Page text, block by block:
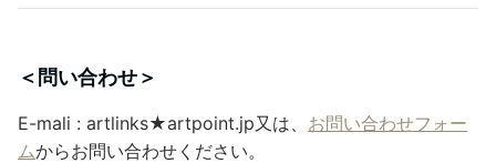
＜問い合わせ＞
E-mali : artlinks★artpoint.jp又は、 お問い合わせフォー
ムからお問い合わせください。